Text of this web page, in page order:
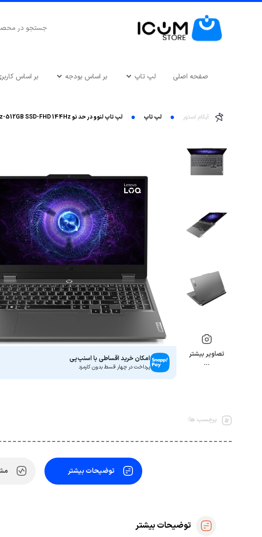
صفحه اصلی لپ تاپ بر اساس بودجه بر اساس
آیکام استور لپ تاپ لپ تاپ لنوو در حد نو LOQ 15IAX9-i5 12600HX-RTX4050 6GB-24GB DDR5 4800MHz-512GB SSD-FHD 144Hz
تصاویر بیشتر
…
امکان خرید اقساطی با اسنپ‌پی
پرداخت در چهار قسط بدون کارمزد
برچسب ها:
توضیحات بیشتر
توضیحات بیشتر